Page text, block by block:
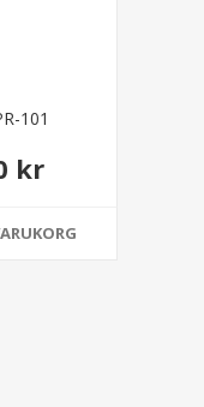
101
kr